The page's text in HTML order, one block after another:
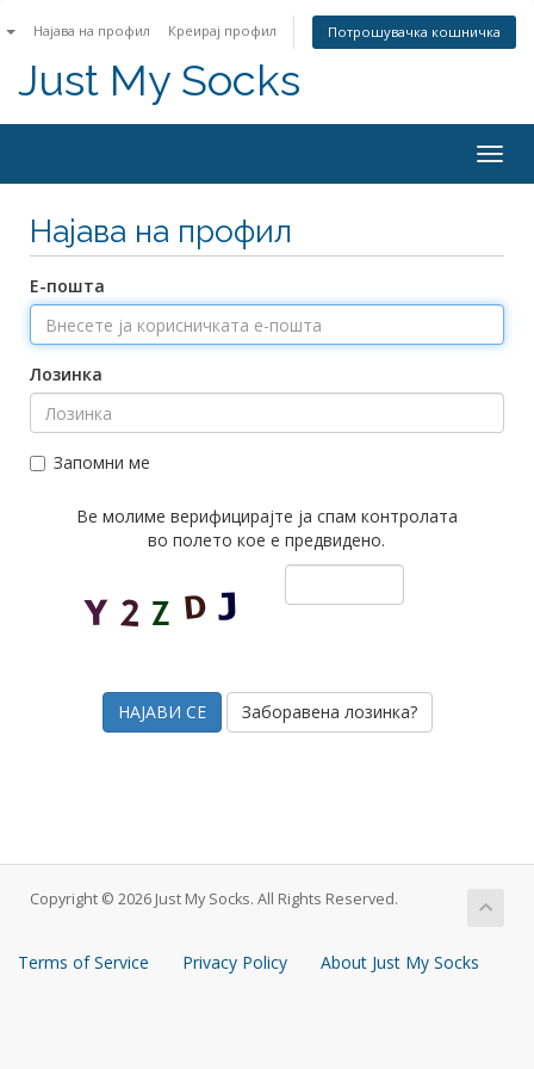
Најава на профил Креирај профил Потрошувачка кошничка
Just My Socks
Најава на профил
Е-пошта
Лозинка
Запомни ме
Ве молиме верифицирајте ја спам контролата
во полето кое е предвидено.
Заборавена лозинка?
Copyright © 2026 Just My Socks. All Rights Reserved.
Terms of Service Privacy Policy About Just My Socks